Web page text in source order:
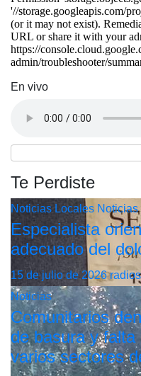
En vivo
Te Perdiste
Noticias Locales
Especialista
adecuado del
15 de julio de 2026
Noticias
Comunitarios
de basura y
varios sectores